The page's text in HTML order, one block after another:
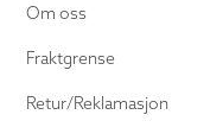
Om oss
Fraktgrense
Retur/Reklamasjon